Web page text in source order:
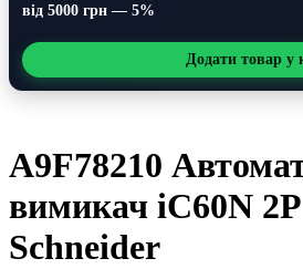
від 5000 грн — 5%
Додати товар у
A9F78210
вимикач iC60N
Schneider